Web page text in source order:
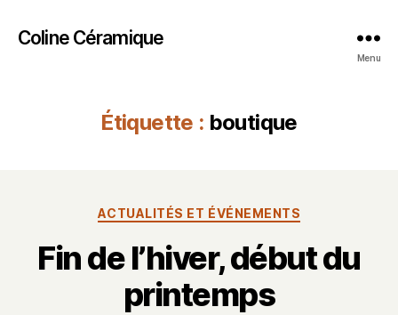
Coline Céramique
Menu
Étiquette : boutique
Catégories
ACTUALITÉS ET ÉVÉNEMENTS
Fin de l’hiver, début du
printemps